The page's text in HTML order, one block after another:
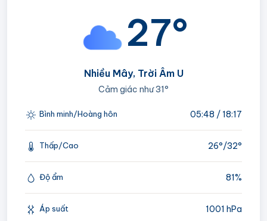
27°
Nhiều Mây, Trời Âm U
Cảm giác như31°
Bình minh/Hoàng hôn 05:48 / 18:17
Thấp/Cao 26°/32°
Độ ẩm 81%
Áp suất 1001 hPa